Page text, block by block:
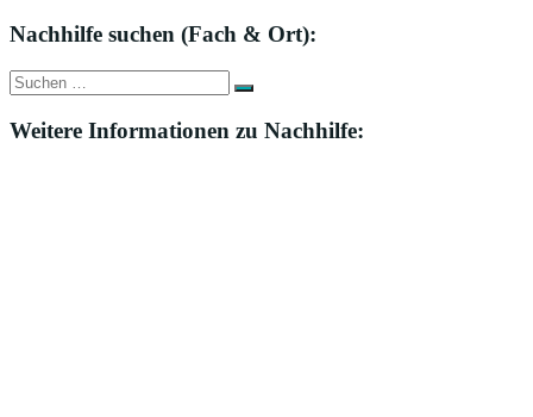
Nachhilfe suchen (Fach & Ort):
Suche
nach:
Suchen
Weitere Informationen zu Nachhilfe: